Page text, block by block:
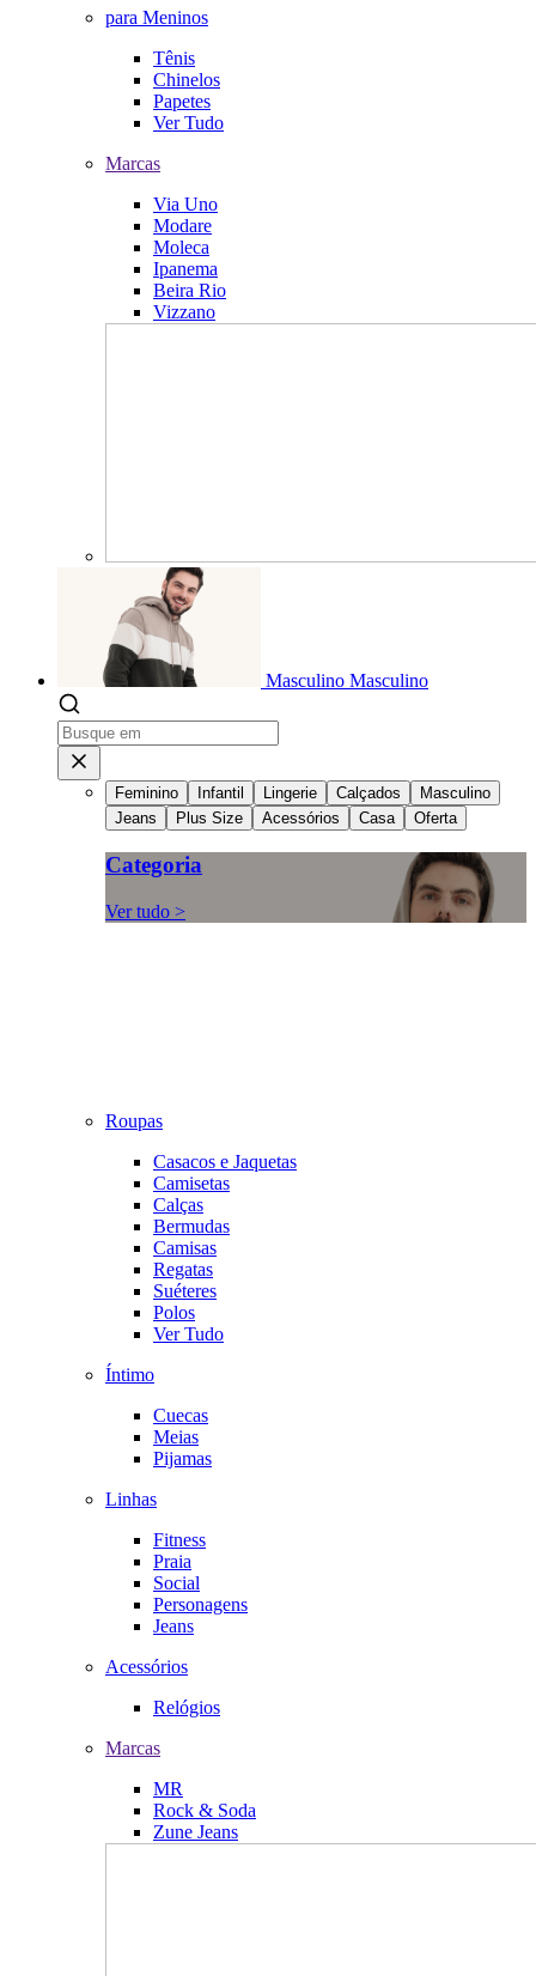
para Meninos
Tênis
Chinelos
Papetes
Ver Tudo
Marcas
Via Uno
Modare
Moleca
Ipanema
Beira Rio
Vizzano
Masculino Masculino
Feminino Infantil Lingerie Calçados
Masculino
Jeans
Plus Size Acessórios Casa Oferta
Categoria
Ver tudo >
Roupas
Casacos e Jaquetas
Camisetas
Calças
Bermudas
Camisas
Regatas
Suéteres
Polos
Ver Tudo
Íntimo
Cuecas
Meias
Pijamas
Linhas
Fitness
Praia
Social
Personagens
Jeans
Acessórios
Relógios
Marcas
MR
Rock & Soda
Zune Jeans